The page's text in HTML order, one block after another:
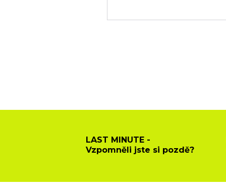
LAST MINUTE -
Vzpomněli jste si pozdě?